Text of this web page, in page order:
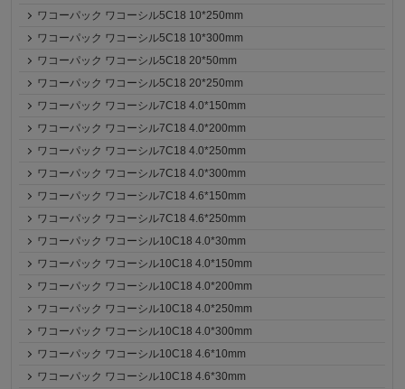
ワコーパック ワコーシル5C18 10*250mm
ワコーパック ワコーシル5C18 10*300mm
ワコーパック ワコーシル5C18 20*50mm
ワコーパック ワコーシル5C18 20*250mm
ワコーパック ワコーシル7C18 4.0*150mm
ワコーパック ワコーシル7C18 4.0*200mm
ワコーパック ワコーシル7C18 4.0*250mm
ワコーパック ワコーシル7C18 4.0*300mm
ワコーパック ワコーシル7C18 4.6*150mm
ワコーパック ワコーシル7C18 4.6*250mm
ワコーパック ワコーシル10C18 4.0*30mm
ワコーパック ワコーシル10C18 4.0*150mm
ワコーパック ワコーシル10C18 4.0*200mm
ワコーパック ワコーシル10C18 4.0*250mm
ワコーパック ワコーシル10C18 4.0*300mm
ワコーパック ワコーシル10C18 4.6*10mm
ワコーパック ワコーシル10C18 4.6*30mm